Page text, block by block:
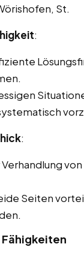
St.
:
:
Seiten